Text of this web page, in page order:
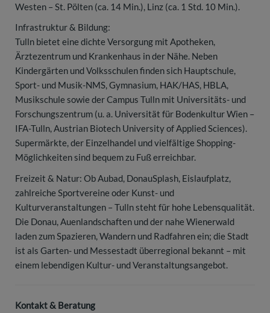
Westen – St. Pölten (ca. 14 Min.), Linz (ca. 1 Std. 10 Min.).
Infrastruktur & Bildung:
Tulln bietet eine dichte Versorgung mit Apotheken,
Ärztezentrum und Krankenhaus in der Nähe. Neben
Kindergärten und Volksschulen finden sich Hauptschule,
Sport- und Musik-NMS, Gymnasium, HAK/HAS, HBLA,
Musikschule sowie der Campus Tulln mit Universitäts- und
Forschungszentrum (u. a. Universität für Bodenkultur Wien –
IFA-Tulln, Austrian Biotech University of Applied Sciences).
Supermärkte, der Einzelhandel und vielfältige Shopping-
Möglichkeiten sind bequem zu Fuß erreichbar.
Freizeit & Natur: Ob Aubad, DonauSplash, Eislaufplatz,
zahlreiche Sportvereine oder Kunst- und
Kulturveranstaltungen – Tulln steht für hohe Lebensqualität.
Die Donau, Auenlandschaften und der nahe Wienerwald
laden zum Spazieren, Wandern und Radfahren ein; die Stadt
ist als Garten- und Messestadt überregional bekannt – mit
einem lebendigen Kultur- und Veranstaltungsangebot.
Kontakt & Beratung